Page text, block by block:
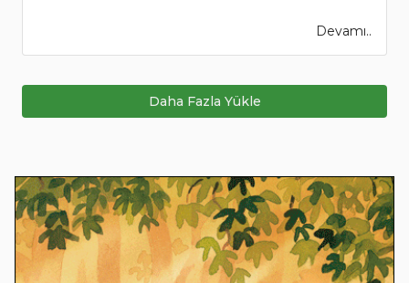
Devamı..
Daha Fazla Yükle